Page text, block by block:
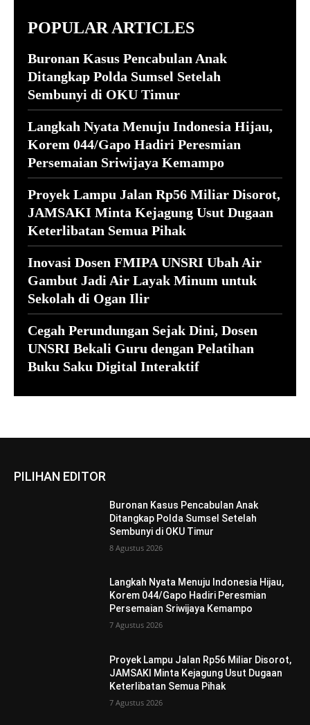
POPULAR ARTICLES
Buronan Kasus Pencabulan Anak
Ditangkap Polda Sumsel Setelah
Sembunyi di OKU Timur
Langkah Nyata Menuju Indonesia Hijau,
Korem 044/Gapo Hadiri Peresmian
Persemaian Sriwijaya Kemampo
Proyek Lampu Jalan Rp56 Miliar Disorot,
JAMSAKI Minta Kejagung Usut Dugaan
Keterlibatan Semua Pihak
Inovasi Dosen FMIPA UNSRI Ubah Air
Gambut Jadi Air Layak Minum untuk
Sekolah di Ogan Ilir
Cegah Perundungan Sejak Dini, Dosen
UNSRI Bekali Guru dengan Pelatihan
Buku Saku Digital Interaktif
PILIHAN EDITOR
Buronan Kasus Pencabulan Anak
Ditangkap Polda Sumsel Setelah
Sembunyi di OKU Timur
8 Agustus 2026
Langkah Nyata Menuju Indonesia Hijau,
Korem 044/Gapo Hadiri Peresmian
Persemaian Sriwijaya Kemampo
7 Agustus 2026
Proyek Lampu Jalan Rp56 Miliar Disorot,
JAMSAKI Minta Kejagung Usut Dugaan
Keterlibatan Semua Pihak
7 Agustus 2026